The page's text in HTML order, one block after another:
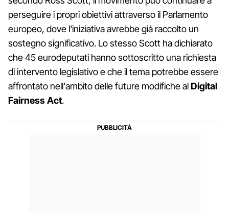
perseguire i propri obiettivi attraverso il Parlamento
europeo, dove l'iniziativa avrebbe già raccolto un
sostegno significativo. Lo stesso Scott ha dichiarato
che 45 eurodeputati hanno sottoscritto una richiesta
di intervento legislativo e che il tema potrebbe essere
affrontato nell'ambito delle future modifiche alDigital
Fairness Act.